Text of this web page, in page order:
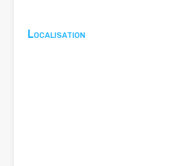
Localisation